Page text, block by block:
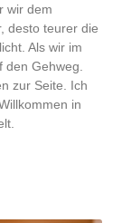
wir dem
desto teurer die
Als wir im
Gehweg.
zur Seite. Ich
in